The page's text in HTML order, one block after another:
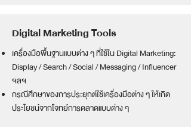
Digital Marketing Tools
เครื่องมือพื้นฐานแบบต่าง ๆ ที่ใช้ใน Digital Marketing:
Display / Search / Social / Messaging / Influencer
ฯลฯ
กรณีศึกษาของการประยุกต์ใช้เครื่องมือต่าง ๆ ให้เกิด
ประโยชน์จากโจทย์การตลาดแบบต่าง ๆ